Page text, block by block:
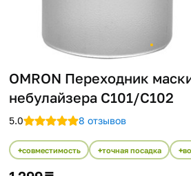
OMRON Переходник
небулайзера C101/C102
5.0 8 отзывов
совместимость точная посадка